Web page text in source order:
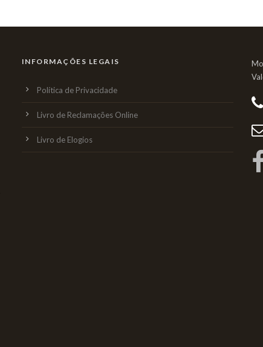
INFORMAÇÕES LEGAIS
Política de Privacidade
Livro de Reclamações Online
Livro de Elogios